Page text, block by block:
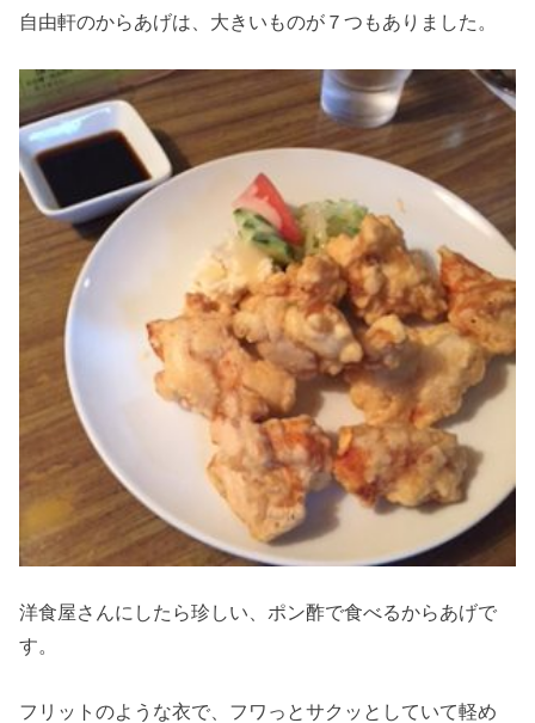
自由軒のからあげは、大きいものが７つもありました。
洋食屋さんにしたら珍しい、ポン酢で食べるからあげで
す。
フリットのような衣で、フワっとサクッとしていて軽め